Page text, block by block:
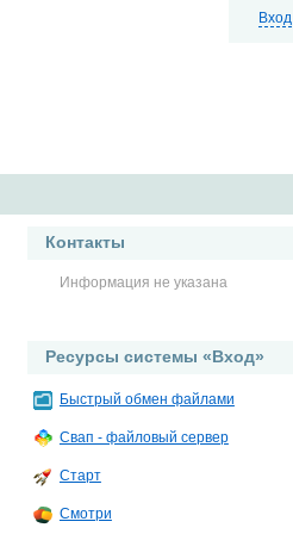
Вход
Контакты
Информация не указана
Ресурсы системы «Вход»
Быстрый обмен файлами
Свап - файловый сервер
Старт
Смотри